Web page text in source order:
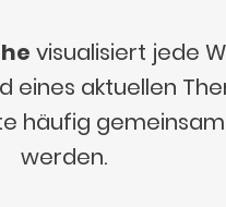
visualisiert jede
eines aktuellen
häufig
werden.